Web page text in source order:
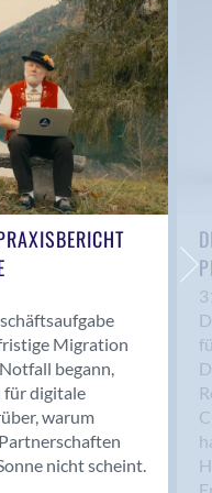
Migration
begann,
für digitale
warum
nicht scheint.